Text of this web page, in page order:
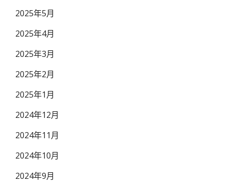
2025年5月
2025年4月
2025年3月
2025年2月
2025年1月
2024年12月
2024年11月
2024年10月
2024年9月